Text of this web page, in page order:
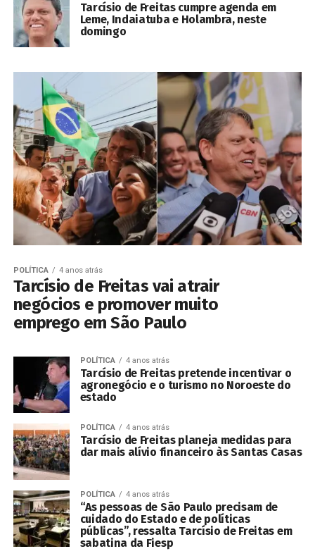
Tarcísio de Freitas cumpre agenda em
Leme, Indaiatuba e Holambra, neste
domingo
POLÍTICA 4 anos atrás
Tarcísio de Freitas vai atrair
negócios e promover muito
emprego em São Paulo
POLÍTICA 4 anos atrás
Tarcísio de Freitas pretende incentivar o
agronegócio e o turismo no Noroeste do
estado
POLÍTICA 4 anos atrás
Tarcísio de Freitas planeja medidas para
dar mais alívio financeiro às Santas Casas
POLÍTICA 4 anos atrás
“As pessoas de São Paulo precisam de
cuidado do Estado e de políticas
públicas”, ressalta Tarcísio de Freitas em
sabatina da Fiesp